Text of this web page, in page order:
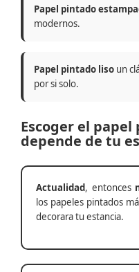
Papel pintado
modernos.
Papel pintado liso un
por si solo.
Escoger el
depende de tu
Actualidad, entonces
los papeles pintados
decorara tu estancia.